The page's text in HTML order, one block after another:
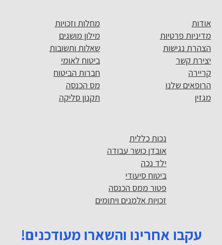
אודות
מדיניות פרטיות
הצהרת נגישות
יצירת קשר
קריירה
הרופאים שלנו
מגזין
מחלות וזכויות
מילון מושגים
שאלות ותשובות
ביטוח לאומי
חברות הביטוח
מס הכנסה
תקנון סליקה
נכות כללית
אובדן כושר עבודה
ילד נכה
ביטוח סיעודי
פטור ממס הכנסה
זכויות אלמנים ויתומים
עקבו אחרינו והשארו מעודכנים!